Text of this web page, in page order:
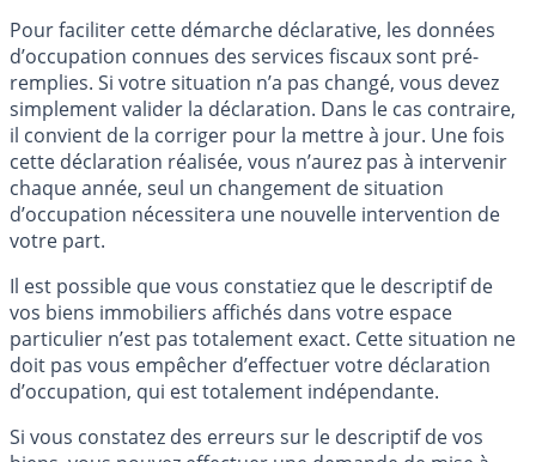
Pour faciliter cette démarche déclarative, les données
d’occupation connues des services fiscaux sont pré-
remplies. Si votre situation n’a pas changé, vous devez
simplement valider la déclaration. Dans le cas contraire,
il convient de la corriger pour la mettre à jour. Une fois
cette déclaration réalisée, vous n’aurez pas à intervenir
chaque année, seul un changement de situation
d’occupation nécessitera une nouvelle intervention de
votre part.
Il est possible que vous constatiez que le descriptif de
vos biens immobiliers affichés dans votre espace
particulier n’est pas totalement exact. Cette situation ne
doit pas vous empêcher d’effectuer votre déclaration
d’occupation, qui est totalement indépendante.
Si vous constatez des erreurs sur le descriptif de vos